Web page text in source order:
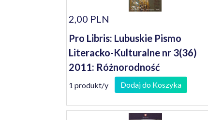
2,00 PLN
Pro Libris: Lubuskie Pismo
Literacko-Kulturalne nr 3(36)
2011: Różnorodność
1 produkt/y Dodaj do Koszyka